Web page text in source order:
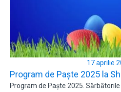
17 aprilie
Program de Paște 2025 la
Program de Paște 2025.